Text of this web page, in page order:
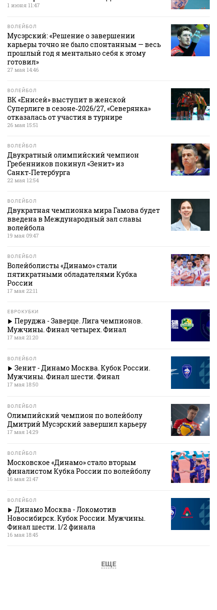
1 июня 11:47
ВОЛЕЙБОЛ
Мусэрский: «Решение о завершении
карьеры точно не было спонтанным — весь
прошлый год я ментально себя к этому
готовил»
27 мая 14:46
ВОЛЕЙБОЛ
ВК «Енисей» выступит в женской
Суперлиге в сезоне‑2026/27, «Северянка»
отказалась от участия в турнире
26 мая 15:51
ВОЛЕЙБОЛ
Двукратный олимпийский чемпион
Гребенников покинул «Зенит» из
Санкт‑Петербурга
22 мая 12:54
ВОЛЕЙБОЛ
Двукратная чемпионка мира Гамова будет
введена в Международный зал славы
волейбола
19 мая 09:47
ВОЛЕЙБОЛ
Волейболисты «Динамо» стали
пятикратными обладателями Кубка
России
17 мая 22:11
ЕВРОКУБКИ
Перуджа - Заверце. Лига чемпионов.
Мужчины. Финал четырех. Финал
17 мая 21:20
ВОЛЕЙБОЛ
Зенит - Динамо Москва. Кубок России.
Мужчины. Финал шести. Финал
17 мая 18:50
ВОЛЕЙБОЛ
Олимпийский чемпион по волейболу
Дмитрий Мусэрский завершил карьеру
17 мая 14:29
ВОЛЕЙБОЛ
Московское «Динамо» стало вторым
финалистом Кубка России по волейболу
16 мая 21:47
ВОЛЕЙБОЛ
Динамо Москва - Локомотив
Новосибирск. Кубок России. Мужчины.
Финал шести. 1/2 финала
16 мая 18:45
ЕЩЕ